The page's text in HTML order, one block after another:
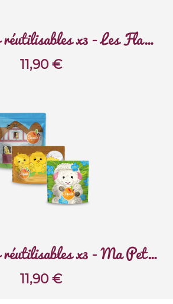
Sacs à goûter réutilisables x3 - Les Flamboyants
11,90€
Sacs à goûter réutilisables x3 - Ma Petite Ferme
11,90€